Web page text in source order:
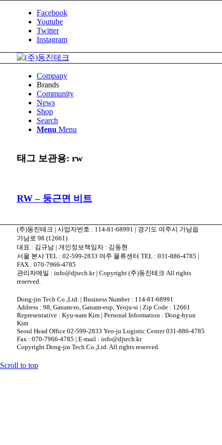
Facebook
Youtube
Twitter
Instagram
Company
Brands
Community
News
Shop
Search
Menu Menu
태그 보관용: rw
RW – 둥근면 비트
(주)동진테크 | 사업자번호 : 114-81-68991 | 경기도 여주시 가남읍
가남로 98 (12661)
대표 : 김규남 | 개인정보책임자 : 김동현
서울 본사 TEL : 02-599-2833 여주 물류센터 TEL : 031-886-4785 |
FAX : 070-7966-4785
관리자메일 : info@djtech.kr | Copyright (주)동진테크 All rights
reserved.
Dong-jin Tech Co.,Ltd. | Business Number : 114-81-68991
Address : 98, Ganam-ro, Ganam-eup, Yeoju-si | Zip Code : 12661
Representative : Kyu-nam Kim | Personal Information : Dong-hyun
Kim
Seoul Head Office 02-599-2833 Yeo-ju Logistic Center 031-886-4785
Fax : 070-7966-4785 | E-mail : info@djtech.kr
Copyright Dong-jin Tech Co.,Ltd. All rights reserved.
Scroll to top